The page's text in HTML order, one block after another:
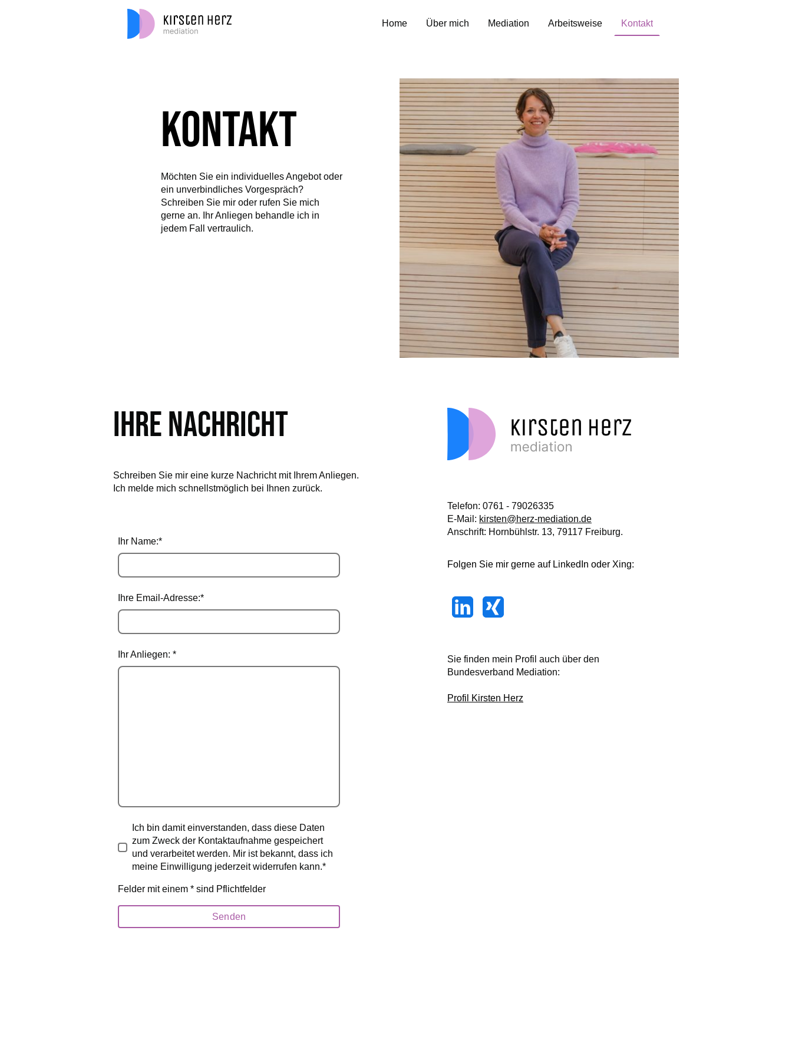
Home Über mich Mediation Arbeitsweise Kontakt
KONTAKT
Möchten Sie ein individuelles Angebot oder
ein unverbindliches Vorgespräch?
Schreiben Sie mir oder rufen Sie mich
gerne an. Ihr Anliegen behandle ich in
jedem Fall vertraulich.
Ihre Nachricht
Schreiben Sie mir eine kurze Nachricht mit Ihrem Anliegen.
Ich melde mich schnellstmöglich bei Ihnen zurück.
Ihr Name:*
Ihre Email-Adresse:*
Ihr Anliegen: *
Ich bin damit einverstanden, dass diese Daten
zum Zweck der Kontaktaufnahme gespeichert
und verarbeitet werden. Mir ist bekannt, dass ich
meine Einwilligung jederzeit widerrufen kann.*
Felder mit einem * sind Pflichtfelder
Senden
Telefon: 0761 - 79026335
E-Mail: kirsten@herz-mediation.de
Anschrift: Hornbühlstr. 13, 79117 Freiburg.
Folgen Sie mir gerne auf LinkedIn oder Xing:
Sie finden mein Profil auch über den
Bundesverband Mediation:
Profil Kirsten Herz